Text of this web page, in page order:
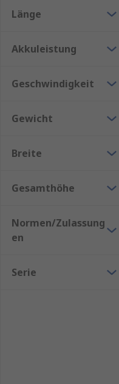
Länge
Akkuleistung
Geschwindigkeit
Gewicht
Breite
Gesamthöhe
Normen/Zulassung
en
Serie